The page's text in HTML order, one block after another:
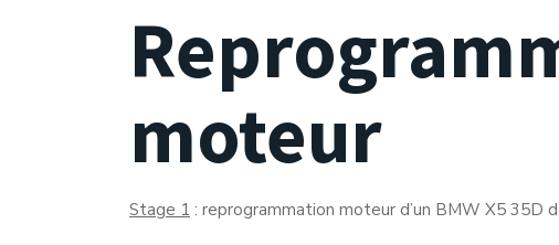
moteur
Stage 1 : reprogrammation moteur d’un BMW X5 35D